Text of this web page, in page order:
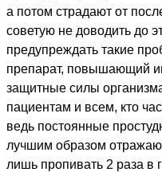
а потом страдают от
советую не доводить до
предупреждать такие
препарат, повышающий
защитные силы
пациентам и всем, кто
ведь постоянные
лучшим образом
лишь пропивать 2 раза в